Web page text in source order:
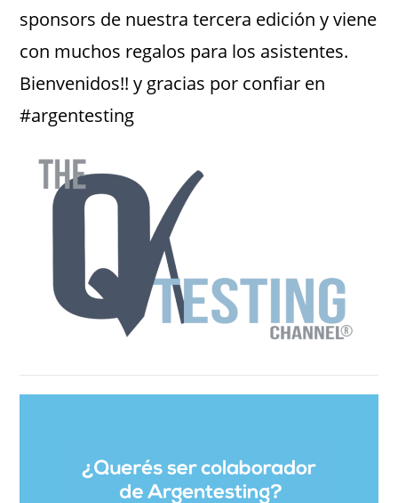
sponsors de nuestra tercera edición y viene
con muchos regalos para los asistentes.
Bienvenidos!! y gracias por confiar en
#argentesting